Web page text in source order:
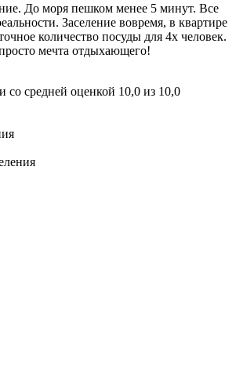
До моря пешком менее 5 минут. Все
Заселение вовремя, в квартире
количество посуды для 4х человек.
мечта отдыхающего!
со средней оценкой 10,0 из 10,0